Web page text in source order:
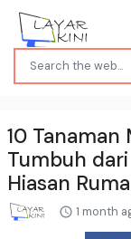
10
Tumbuh
Hiasan
1 month